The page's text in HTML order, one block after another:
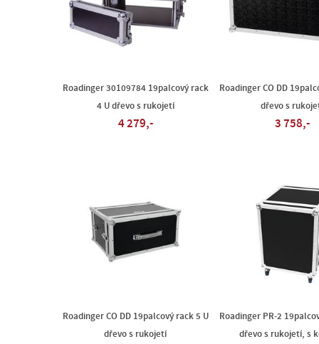
Roadinger 30109784 19palcový rack
4 U dřevo s rukojetí
4 279,-
Roadinger CO DD
dřevo s
3 758,-
Roadinger CO DD 19palcový rack 5 U
dřevo s rukojetí
Roadinger PR-2
dřevo s rukojetí, s